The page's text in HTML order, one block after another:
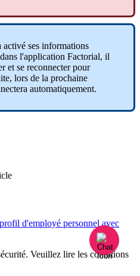
activé ses informations
dans l'application Factorial, il
et se reconnecter pour
, lors de la prochaine
automatiquement.
d'employé personnel avec
Veuillez lire les conditions